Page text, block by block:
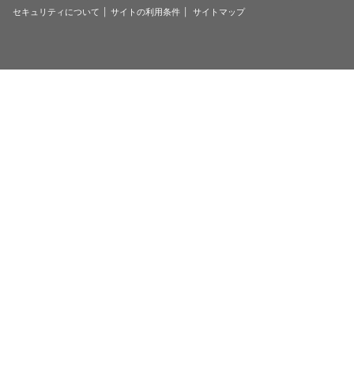
セキュリティについて
サイトの利用条件 サイトマップ